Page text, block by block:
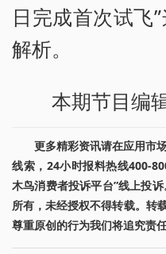
日完成首次试飞
解析。
本期节目编
更多精彩资讯请在应用市
线索，24小时报料热线400-
木鸟消费者投诉平台”线上投
所有，未经授权不得转载。
尊重原创的行为我们将追究责任